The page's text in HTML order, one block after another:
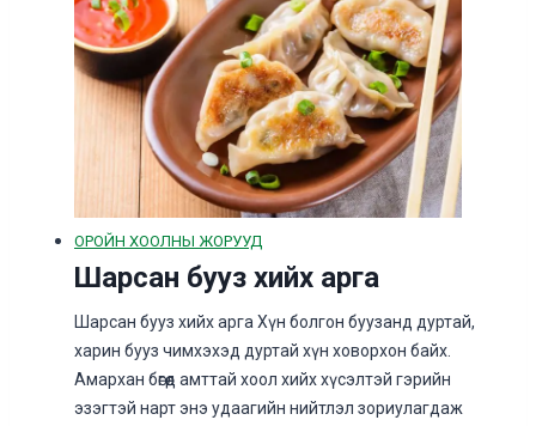
ОРОЙН ХООЛНЫ ЖОРУУД
Шарсан бууз хийх арга
Шарсан бууз хийх арга Хүн болгон буузанд дуртай,
харин бууз чимхэхэд дуртай хүн ховорхон байх.
Амархан бөгөөд амттай хоол хийх хүсэлтэй гэрийн
эзэгтэй нарт энэ удаагийн нийтлэл зориулагдаж